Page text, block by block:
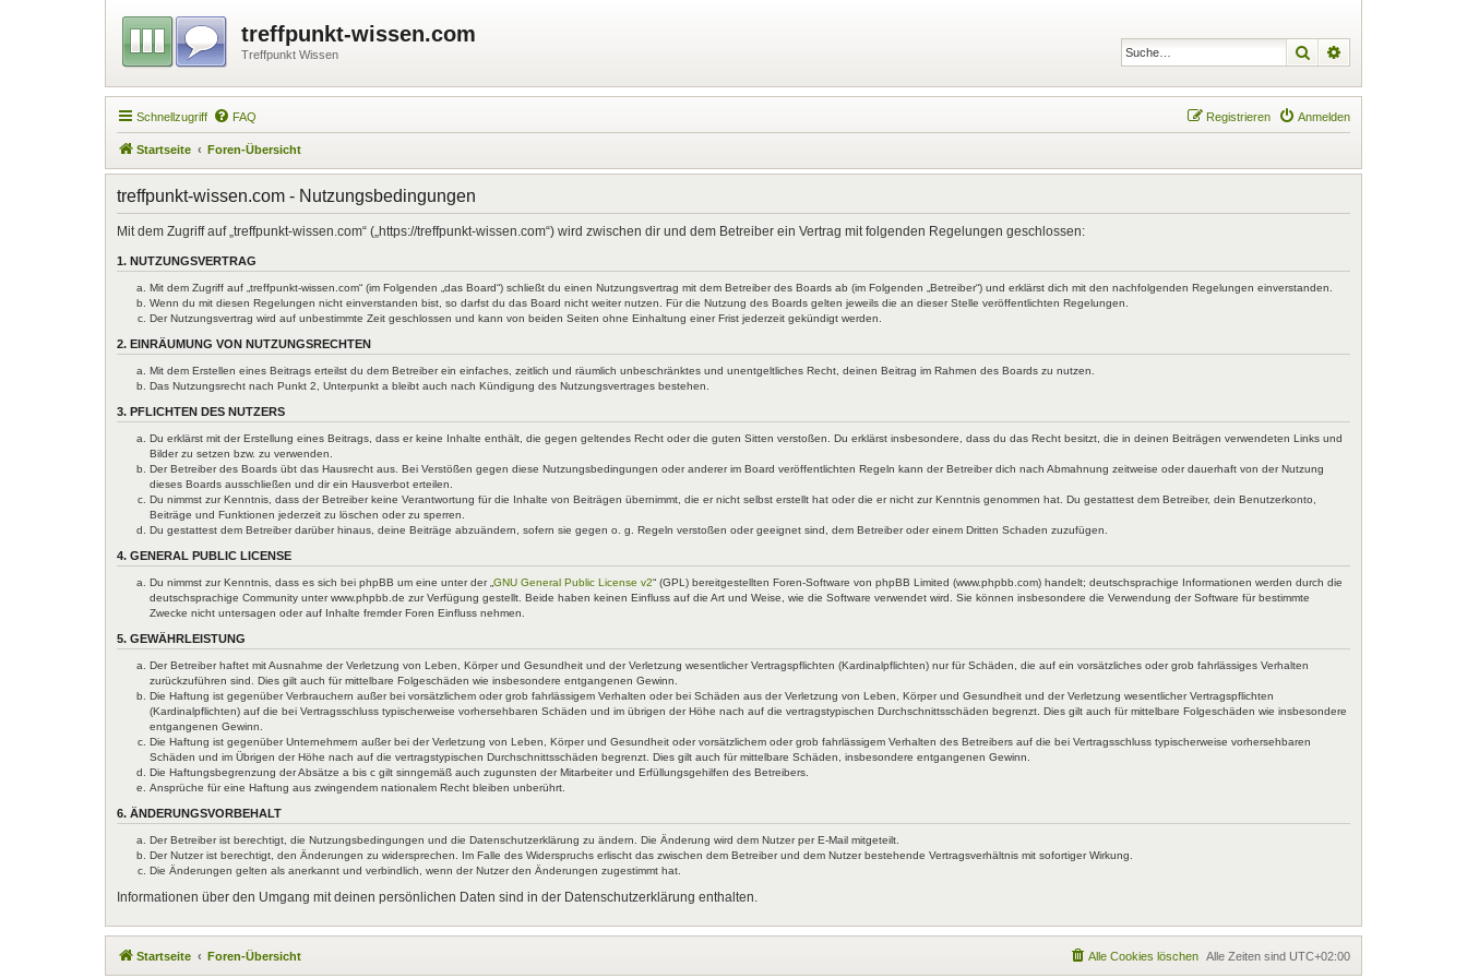
treffpunkt-wissen.com
Treffpunkt Wissen Suche
Schnellzugriff FAQ Anmelden
Registrieren
Startseite Foren-Übersicht
treffpunkt-wissen.com - Nutzungsbedingungen
Mit dem Zugriff auf „treffpunkt-wissen.com“ („https://treffpunkt-wissen.com“) wird zwischen dir und dem Betreiber ein Vertrag mit folgenden Regelungen geschlossen:
1. NUTZUNGSVERTRAG
Mit dem Zugriff auf „treffpunkt-wissen.com“ (im Folgenden „das Board“) schließt du einen Nutzungsvertrag mit dem Betreiber des Boards ab (im Folgenden „Betreiber“) und erklärst dich mit den nachfolgenden Regelungen einverstanden.
Wenn du mit diesen Regelungen nicht einverstanden bist, so darfst du das Board nicht weiter nutzen. Für die Nutzung des Boards gelten jeweils die an dieser Stelle veröffentlichten Regelungen.
Der Nutzungsvertrag wird auf unbestimmte Zeit geschlossen und kann von beiden Seiten ohne Einhaltung einer Frist jederzeit gekündigt werden.
2. EINRÄUMUNG VON NUTZUNGSRECHTEN
Mit dem Erstellen eines Beitrags erteilst du dem Betreiber ein einfaches, zeitlich und räumlich unbeschränktes und unentgeltliches Recht, deinen Beitrag im Rahmen des Boards zu nutzen.
Das Nutzungsrecht nach Punkt 2, Unterpunkt a bleibt auch nach Kündigung des Nutzungsvertrages bestehen.
3. PFLICHTEN DES NUTZERS
Du erklärst mit der Erstellung eines Beitrags, dass er keine Inhalte enthält, die gegen geltendes Recht oder die guten Sitten verstoßen. Du erklärst insbesondere, dass du das Recht besitzt, die in deinen Beiträgen verwendeten Links und
Bilder zu setzen bzw. zu verwenden.
Der Betreiber des Boards übt das Hausrecht aus. Bei Verstößen gegen diese Nutzungsbedingungen oder anderer im Board veröffentlichten Regeln kann der Betreiber dich nach Abmahnung zeitweise oder dauerhaft von der Nutzung
dieses Boards ausschließen und dir ein Hausverbot erteilen.
Du nimmst zur Kenntnis, dass der Betreiber keine Verantwortung für die Inhalte von Beiträgen übernimmt, die er nicht selbst erstellt hat oder die er nicht zur Kenntnis genommen hat. Du gestattest dem Betreiber, dein Benutzerkonto,
Beiträge und Funktionen jederzeit zu löschen oder zu sperren.
Du gestattest dem Betreiber darüber hinaus, deine Beiträge abzuändern, sofern sie gegen o. g. Regeln verstoßen oder geeignet sind, dem Betreiber oder einem Dritten Schaden zuzufügen.
4. GENERAL PUBLIC LICENSE
Du nimmst zur Kenntnis, dass es sich bei phpBB um eine unter der „ GNU General Public License v2“ (GPL) bereitgestellten Foren-Software von phpBB Limited (www.phpbb.com) handelt; deutschsprachige Informationen werden durch die
deutschsprachige Community unter www.phpbb.de zur Verfügung gestellt. Beide haben keinen Einfluss auf die Art und Weise, wie die Software verwendet wird. Sie können insbesondere die Verwendung der Software für bestimmte
Zwecke nicht untersagen oder auf Inhalte fremder Foren Einfluss nehmen.
5. GEWÄHRLEISTUNG
Der Betreiber haftet mit Ausnahme der Verletzung von Leben, Körper und Gesundheit und der Verletzung wesentlicher Vertragspflichten (Kardinalpflichten) nur für Schäden, die auf ein vorsätzliches oder grob fahrlässiges Verhalten
zurückzuführen sind. Dies gilt auch für mittelbare Folgeschäden wie insbesondere entgangenen Gewinn.
Die Haftung ist gegenüber Verbrauchern außer bei vorsätzlichem oder grob fahrlässigem Verhalten oder bei Schäden aus der Verletzung von Leben, Körper und Gesundheit und der Verletzung wesentlicher Vertragspflichten
(Kardinalpflichten) auf die bei Vertragsschluss typischerweise vorhersehbaren Schäden und im übrigen der Höhe nach auf die vertragstypischen Durchschnittsschäden begrenzt. Dies gilt auch für mittelbare Folgeschäden wie insbesondere
entgangenen Gewinn.
Die Haftung ist gegenüber Unternehmern außer bei der Verletzung von Leben, Körper und Gesundheit oder vorsätzlichem oder grob fahrlässigem Verhalten des Betreibers auf die bei Vertragsschluss typischerweise vorhersehbaren
Schäden und im Übrigen der Höhe nach auf die vertragstypischen Durchschnittsschäden begrenzt. Dies gilt auch für mittelbare Schäden, insbesondere entgangenen Gewinn.
Die Haftungsbegrenzung der Absätze a bis c gilt sinngemäß auch zugunsten der Mitarbeiter und Erfüllungsgehilfen des Betreibers.
Ansprüche für eine Haftung aus zwingendem nationalem Recht bleiben unberührt.
6. ÄNDERUNGSVORBEHALT
Der Betreiber ist berechtigt, die Nutzungsbedingungen und die Datenschutzerklärung zu ändern. Die Änderung wird dem Nutzer per E-Mail mitgeteilt.
Der Nutzer ist berechtigt, den Änderungen zu widersprechen. Im Falle des Widerspruchs erlischt das zwischen dem Betreiber und dem Nutzer bestehende Vertragsverhältnis mit sofortiger Wirkung.
Die Änderungen gelten als anerkannt und verbindlich, wenn der Nutzer den Änderungen zugestimmt hat.
Informationen über den Umgang mit deinen persönlichen Daten sind in der Datenschutzerklärung enthalten.
Startseite Foren-Übersicht Alle Zeiten sind UTC+02:00
Alle Cookies löschen